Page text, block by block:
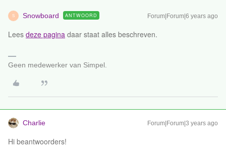
S Snowboard ANTWOORD Forum|Forum|6 years ago
Lees deze pagina daar staat alles beschreven.
Geen medewerker van Simpel.
Charlie Forum|Forum|3 years ago
Hi beantwoorders!